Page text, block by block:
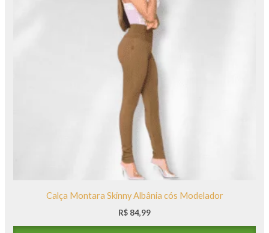
Calça Montara Skinny Albânia cós Modelador
R$ 84,99